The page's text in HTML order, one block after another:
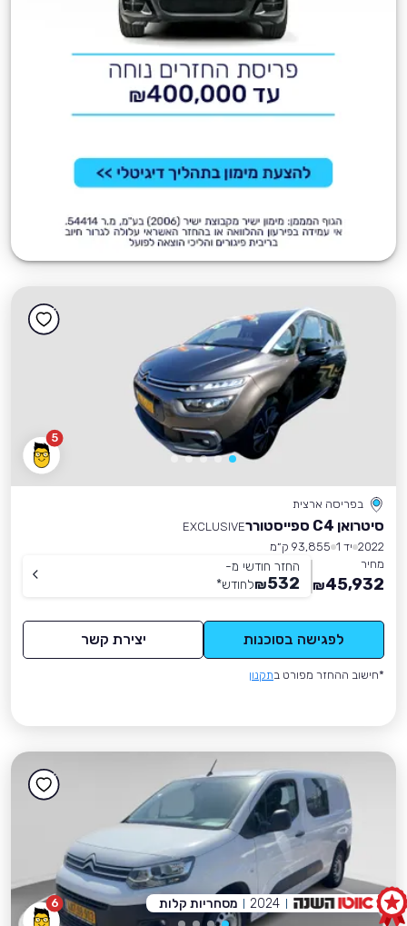
5
בפריסה ארצית
סיטרואן C4 ספייסטורר
EXCLUSIVE
2022 יד 1
93,855 ק״מ
מחיר
45,932
₪
החזר חודשי מ-
532
₪לחודש*
לפגישה בסוכנות יצירת קשר
*חישוב ההחזר מפורט בתקנון
6 2024 מסחריות קלות